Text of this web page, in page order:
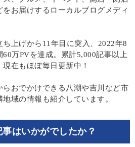
をお届けするローカルブログメディ
ち上げから11年目に突入、2022年8
60万PVを達成。累計5,000記事以上
現在もほぼ毎日更新中！
らおでかけできる八潮や吉川など市
地域の情報も紹介しています。
はいかがでしたか？